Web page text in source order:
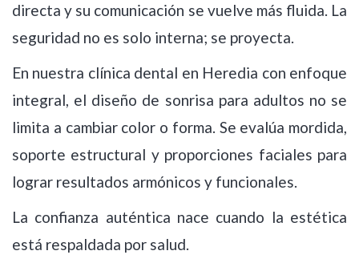
directa y su comunicación se vuelve más fluida. La
seguridad no es solo interna; se proyecta.
En nuestra clínica dental en Heredia con enfoque
integral, el diseño de sonrisa para adultos no se
limita a cambiar color o forma. Se evalúa mordida,
soporte estructural y proporciones faciales para
lograr resultados armónicos y funcionales.
La confianza auténtica nace cuando la estética
está respaldada por salud.